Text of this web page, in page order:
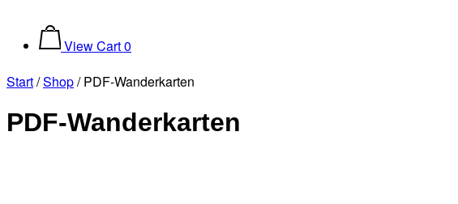
View
shoppingView Cart0
Start/Shop/ PDF-Wanderkarten
PDF-Wanderkarten